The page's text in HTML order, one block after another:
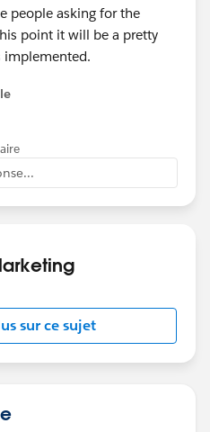
people asking for the
point it will be a pretty
implemented.
sur ce sujet